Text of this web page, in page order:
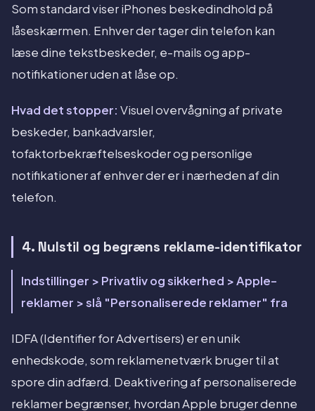
Som standard viser iPhones beskedindhold på
låseskærmen. Enhver der tager din telefon kan
læse dine tekstbeskeder, e-mails og app-
notifikationer uden at låse op.
Hvad det stopper: Visuel overvågning af private
beskeder, bankadvarsler,
tofaktorbekræftelseskoder og personlige
notifikationer af enhver der er i nærheden af din
telefon.
4. Nulstil og begræns reklame-identifikator
Indstillinger > Privatliv og sikkerhed > Apple-
reklamer > slå "Personaliserede reklamer" fra
IDFA (Identifier for Advertisers) er en unik
enhedskode, som reklamenetværk bruger til at
spore din adfærd. Deaktivering af personaliserede
reklamer begrænser, hvordan Apple bruger denne